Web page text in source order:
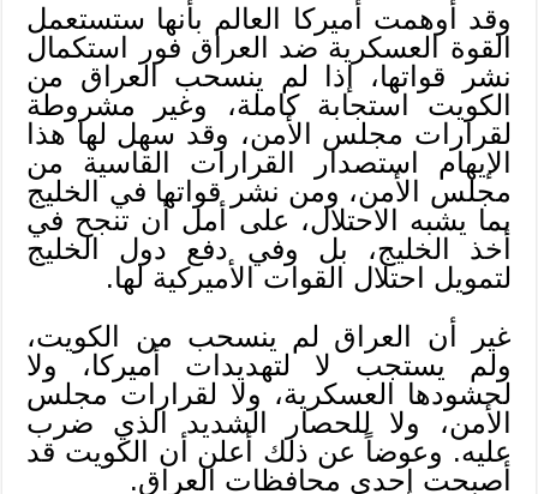
وقد أوهمت أميركا العالم بأنها ستستعمل
القوة العسكرية ضد العراق فور استكمال
نشر قواتها، إذا لم ينسحب العراق من
الكويت استجابة كاملة، وغير مشروطة
لقرارات مجلس الأمن، وقد سهل لها هذا
الإيهام استصدار القرارات القاسية من
مجلس الأمن، ومن نشر قواتها في الخليج
بما يشبه الاحتلال، على أمل أن تنجح في
أخذ الخليج، بل وفي دفع دول الخليج
لتمويل احتلال القوات الأميركية لها.
غير أن العراق لم ينسحب من الكويت،
ولم يستجب لا لتهديدات أميركا، ولا
لحشودها العسكرية، ولا لقرارات مجلس
الأمن، ولا للحصار الشديد الذي ضرب
عليه. وعوضاً عن ذلك أعلن أن الكويت قد
أصبحت إحدى محافظات العراق.